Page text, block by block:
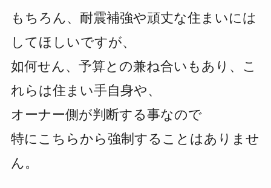
もちろん、耐震補強や頑丈な住まいには
してほしいですが、
如何せん、予算との兼ね合いもあり、こ
れらは住まい手自身や、
オーナー側が判断する事なので
特にこちらから強制することはありませ
ん。